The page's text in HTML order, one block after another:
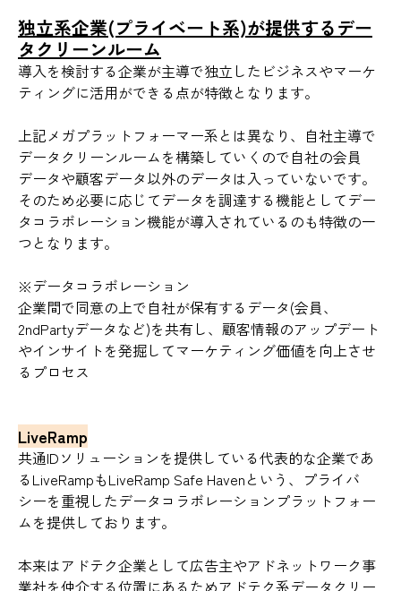
独立系企業(プライベート系)が提供するデー
タクリーンルーム
導入を検討する企業が主導で独立したビジネスやマーケ
ティングに活用ができる点が特徴となります。
上記メガプラットフォーマー系とは異なり、自社主導で
データクリーンルームを構築していくので自社の会員
データや顧客データ以外のデータは入っていないです。
そのため必要に応じてデータを調達する機能としてデー
タコラボレーション機能が導入されているのも特徴の一
つとなります。
※データコラボレーション
企業間で同意の上で自社が保有するデータ(会員、
2ndPartyデータなど)を共有し、顧客情報のアップデート
やインサイトを発掘してマーケティング価値を向上させ
るプロセス
LiveRamp
共通IDソリューションを提供している代表的な企業であ
るLiveRampもLiveRamp Safe Havenという、プライバ
シーを重視したデータコラボレーションプラットフォー
ムを提供しております。
本来はアドテク企業として広告主やアドネットワーク事
業社を仲介する位置にあるためアドテク系データクリー